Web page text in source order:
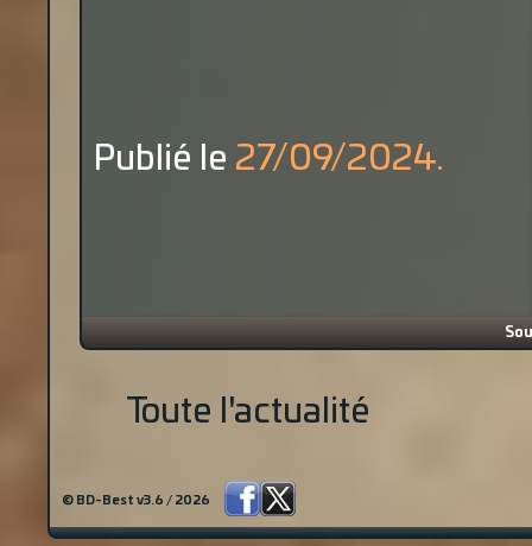
Publié le 27/09/2024.
Toute l'actualité
© BD-Best v3.6 / 2026